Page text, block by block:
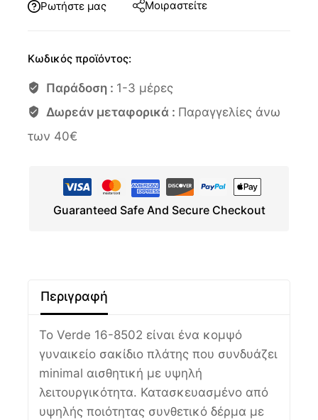
Ρωτήστε μας
Μοιραστείτε
Κωδικός προϊόντος:
Παράδοση : 1-3 μέρες
Δωρεάν μεταφορικά : Παραγγελίες άνω
των 40€
Guaranteed Safe And Secure Checkout
Περιγραφή
Το Verde 16-8502 είναι ένα κομψό
γυναικείο σακίδιο πλάτης που συνδυάζει
minimal αισθητική με υψηλή
λειτουργικότητα. Κατασκευασμένο από
υψηλής ποιότητας συνθετικό δέρμα με